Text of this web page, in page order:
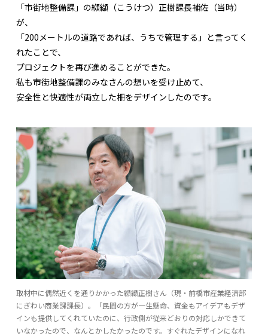
「市街地整備課」の纐纈（こうけつ）正樹課長補佐（当時）
が、
「200メートルの道路であれば、うちで管理する」と言ってく
れたことで、
プロジェクトを再び進めることができた。
私も市街地整備課のみなさんの想いを受け止めて、
安全性と快適性が両立した柵をデザインしたのです。
取材中に偶然近くを通りかかった纐纈正樹さん（現・前橋市産業経済部
にぎわい商業課課長）。「民間の方が一生懸命、資金もアイデアもデザ
インも提供してくれていたのに、行政側が従来どおりの対応しかできて
いなかったので、なんとかしたかったのです。すぐれたデザインになれ